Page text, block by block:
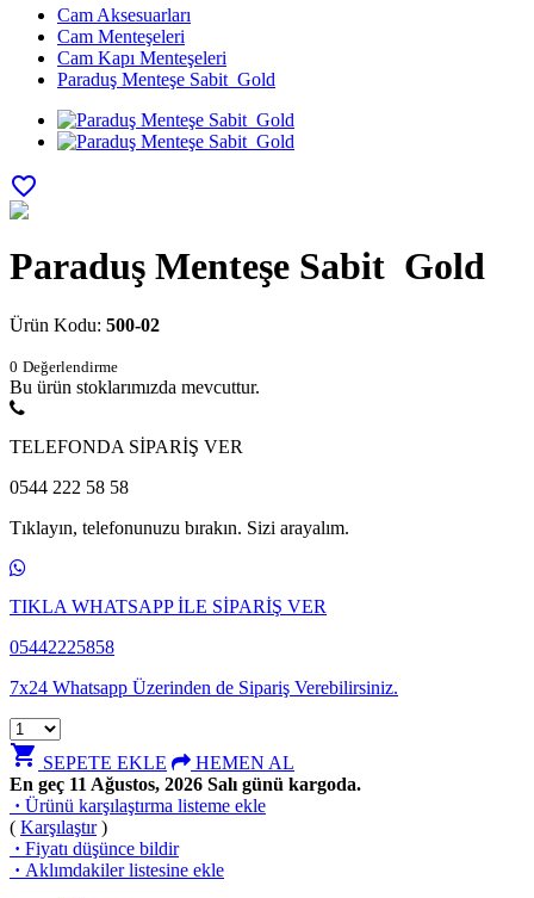
Cam Aksesuarları
Cam Menteşeleri
Cam Kapı Menteşeleri
Paraduş Menteşe Sabit Gold
favorite_border
Paraduş Menteşe Sabit Gold
Ürün Kodu: 500-02
0 Değerlendirme
Bu ürün stoklarımızda mevcuttur.
TELEFONDA SİPARİŞ VER
0544 222 58 58
Tıklayın, telefonunuzu bırakın. Sizi arayalım.
TIKLA WHATSAPP İLE SİPARİŞ VER
05442225858
7x24 Whatsapp Üzerinden de Sipariş Verebilirsiniz.
shopping_cart SEPETE EKLE
HEMEN AL
En geç 11 Ağustos, 2026 Salı günü kargoda.
· Ürünü karşılaştırma listeme ekle
( Karşılaştır)
· Fiyatı düşünce bildir
· Aklımdakiler listesine ekle